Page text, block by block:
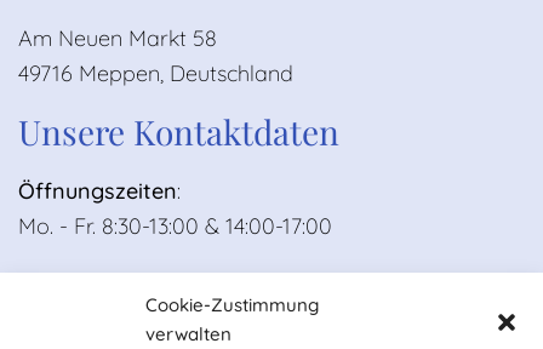
Cookie-Zustimmung
verwalten
Am Neuen Markt 58
49716 Meppen, Deutschland
Unsere Kontaktdaten
Öffnungszeiten:
Mo. - Fr. 8:30-13:00 & 14:00-17:00
.: + 49 (5931) 8450-0